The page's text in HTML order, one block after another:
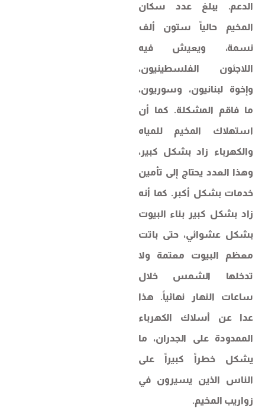
الدعم. يبلغ عدد سكان
المخيم حالياً ستون ألف
نسمة، ويعيش فيه
اللاجئون الفلسطينيون،
وإخوة لبنانيون، وسوريون،
ما فاقم المشكلة. كما أن
استهلاك المخيم للمياه
والكهرباء زاد بشكل كبير،
وهذا العدد يحتاج إلى تأمين
خدمات بشكل أكبر. كما أنه
زاد بشكل كبير بناء البيوت
بشكل عشوائي، حتى باتت
معظم البيوت معتمة ولا
تدخلها الشمس خلال
ساعات النهار نهائياً. هذا
عدا عن أسلاك الكهرباء
الممدودة على الجدران، ما
يشكل خطراً كبيراً على
الناس الذين يسيرون في
زواريب المخيم.